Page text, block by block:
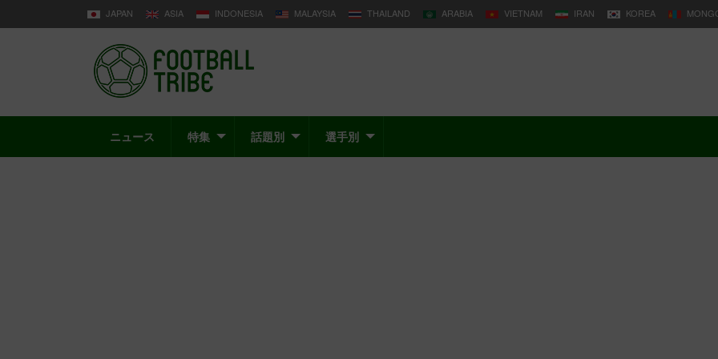
JAPAN ASIA INDONESIA MALAYSIA THAILAND ARABIA VIETNAM IRAN KOREA
ニュース 特集 話題別 選手別